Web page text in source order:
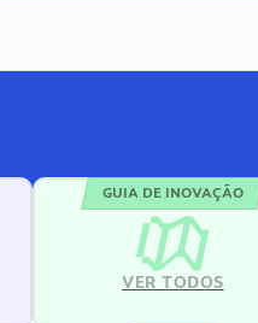
GUIA DE INOVAÇÃO
VER TODOS